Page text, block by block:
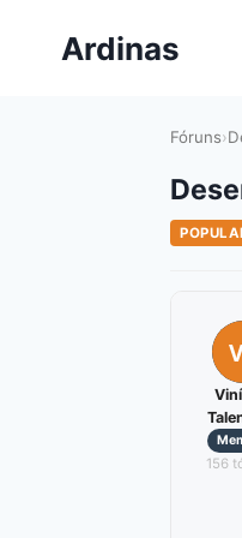
Ardinas
Fóruns›
156